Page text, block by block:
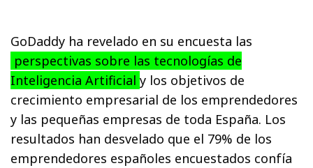
GoDaddy ha revelado en su encuesta las
perspectivas sobre las tecnologías de
Inteligencia Artificialy los objetivos de
crecimiento empresarial de los emprendedores
y las pequeñas empresas de toda España. Los
resultados han desvelado que el 79% de los
emprendedores españoles encuestados confía